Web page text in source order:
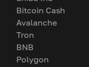
Bitcoin Cash
Avalanche
Tron
BNB
Polygon